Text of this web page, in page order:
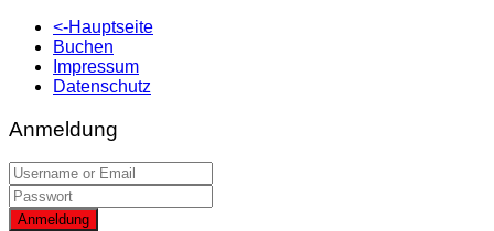
<-Hauptseite
Buchen
Impressum
Datenschutz
Anmeldung
Anmeldung